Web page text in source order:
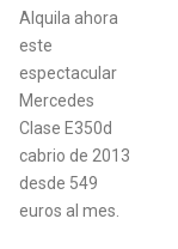
Alquila ahora
este
espectacular
Mercedes
Clase E350d
cabrio de 2013
desde 549
euros al mes.